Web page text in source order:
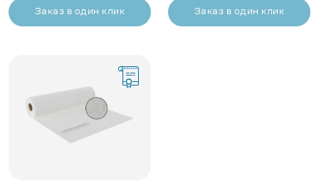
Заказ в один клик Заказ в один клик